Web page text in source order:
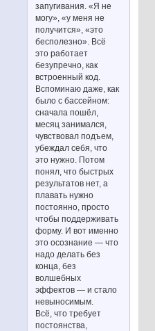
запугивания. «Я не
могу», «у меня не
получится», «это
бесполезно». Всё
это работает
безупречно, как
встроенный код.
Вспоминаю даже, как
было с бассейном:
сначала пошёл,
месяц занимался,
чувствовал подъем,
убеждал себя, что
это нужно. Потом
понял, что быстрых
результатов нет, а
плавать нужно
постоянно, просто
чтобы поддерживать
форму. И вот именно
это осознание — что
надо делать без
конца, без
волшебных
эффектов — и стало
невыносимым.
Всё, что требует
постоянства,